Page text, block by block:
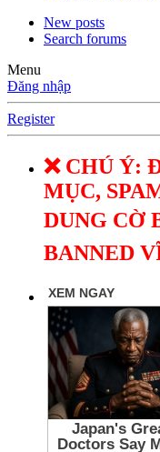
New posts
Search forums
Menu
Đăng nhập
Register
❌ CHÚ Ý:
MỤC,
DUNG CỜ
BANNED